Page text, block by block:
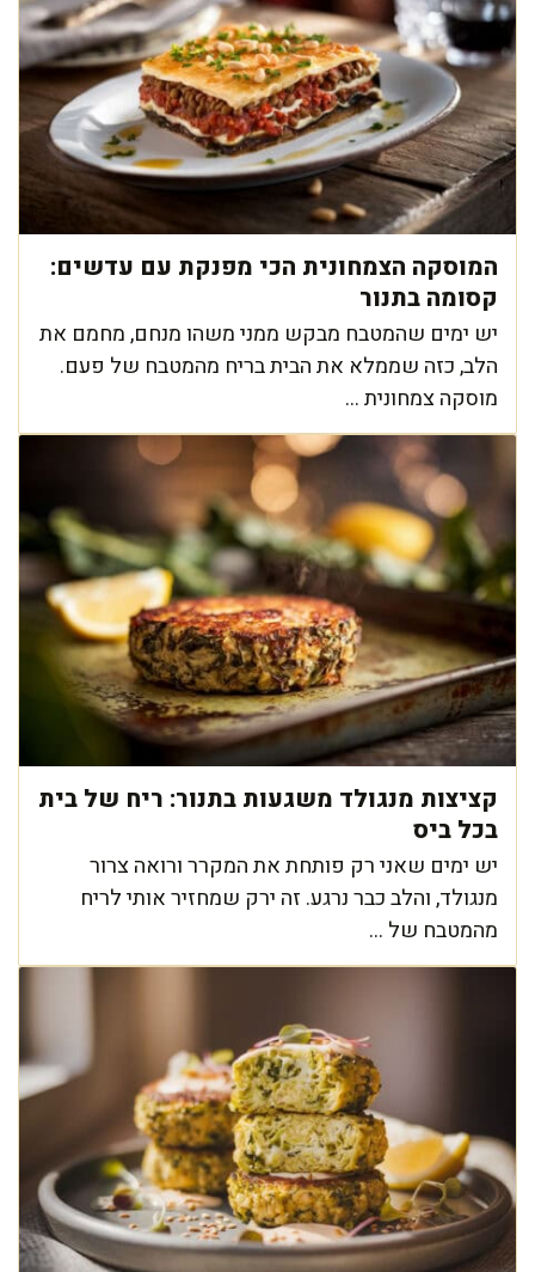
המוסקה הצמחונית הכי מפנקת עם עדשים:
קסומה בתנור
יש ימים שהמטבח מבקש ממני משהו מנחם, מחמם את
הלב, כזה שממלא את הבית בריח מהמטבח של פעם.
מוסקה צמחונית ...
קציצות מנגולד משגעות בתנור: ריח של בית
בכל ביס
יש ימים שאני רק פותחת את המקרר ורואה צרור
מנגולד, והלב כבר נרגע. זה ירק שמחזיר אותי לריח
מהמטבח של ...